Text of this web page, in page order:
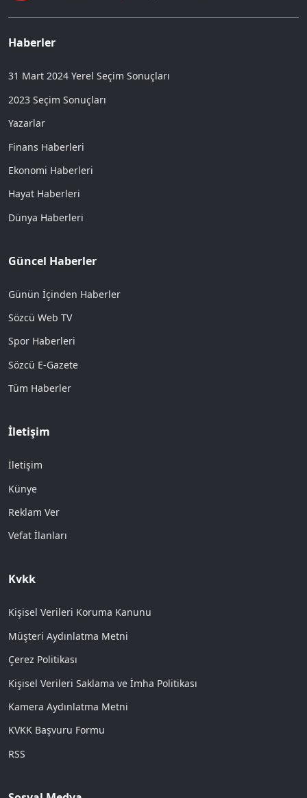
Haberler
31 Mart 2024 Yerel Seçim Sonuçları
2023 Seçim Sonuçları
Yazarlar
Finans Haberleri
Ekonomi Haberleri
Hayat Haberleri
Dünya Haberleri
Güncel Haberler
Günün İçinden Haberler
Sözcü Web TV
Spor Haberleri
Sözcü E-Gazete
Tüm Haberler
İletişim
İletişim
Künye
Reklam Ver
Vefat İlanları
Kvkk
Kişisel Verileri Koruma Kanunu
Müşteri Aydınlatma Metni
Çerez Politikası
Kişisel Verileri Saklama ve İmha Politikası
Kamera Aydınlatma Metni
KVKK Başvuru Formu
RSS